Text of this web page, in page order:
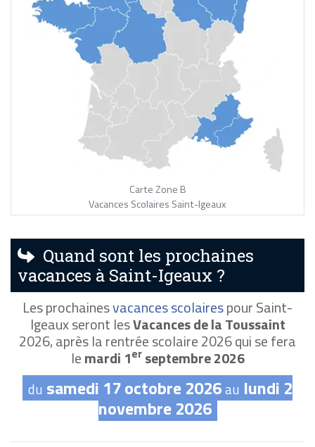
Carte Zone B
Vacances Scolaires Saint-Igeaux
Quand sont les prochaines
vacances à Saint-Igeaux ?
Les prochainesvacances scolairespour Saint-
Igeaux seront lesVacances de la Toussaint
2026, après la rentrée scolaire 2026 qui se fera
lemardi 1erseptembre 2026
du samedi 17 octobre 2026au lundi 2
novembre 2026